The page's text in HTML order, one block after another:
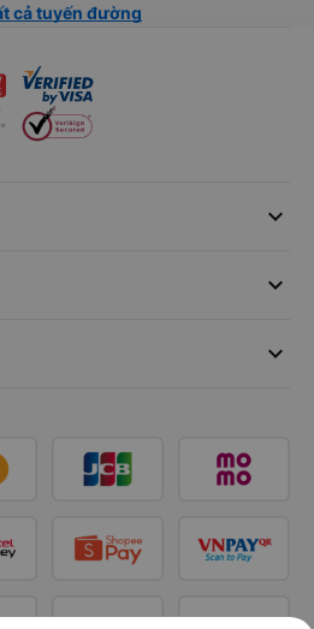
cả tuyến đường
keyboard_arrow_down
keyboard_arrow_down
keyboard_arrow_down